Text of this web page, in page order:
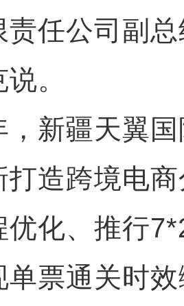
责任公司副
。
疆天翼国
打造跨境电
优化、推行
单票通关时